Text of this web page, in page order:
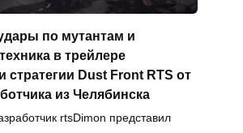
по мутантам и
в трейлере
стратегии Dust Front RTS от
из Челябинска
rtsDimon представил